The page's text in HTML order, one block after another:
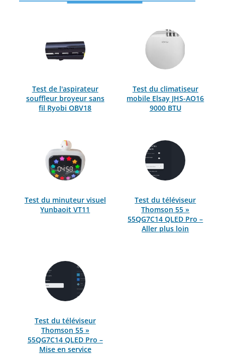
Test de l'aspirateur
souffleur broyeur sans
fil Ryobi OBV18
Test du climatiseur
mobile Elsay JHS-AO16
9000 BTU
Test du minuteur visuel
Yunbaoit VT11
Test du téléviseur
Thomson 55 »
55QG7C14 QLED Pro –
Aller plus loin
Test du téléviseur
Thomson 55 »
55QG7C14 QLED Pro –
Mise en service